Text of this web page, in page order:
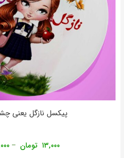
پیکسل نازگل یعنی
۱۳,۰۰۰ تومان –